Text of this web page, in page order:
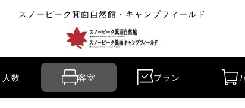
スノーピーク箕面自然館・キャンプフィールド
人数 客室 プラン